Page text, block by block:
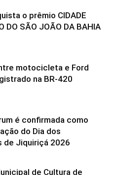
o prêmio CIDADE
DO SÃO JOÃO DA BAHIA
motocicleta e Ford
na BR-420
é confirmada como
do Dia dos
de Jiquiriçá 2026
de Cultura de